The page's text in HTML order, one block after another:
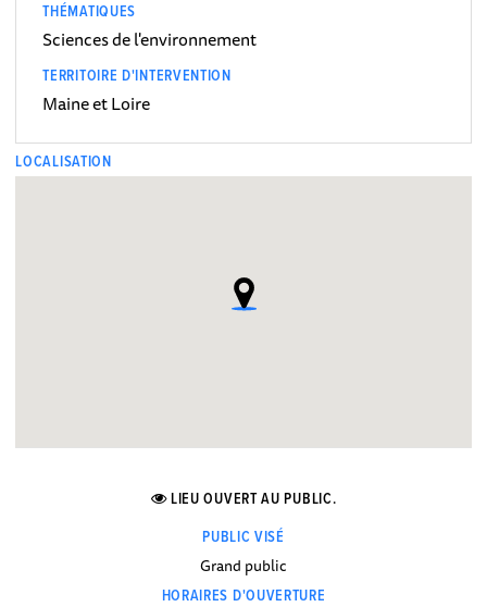
THÉMATIQUES
Sciences de l'environnement
TERRITOIRE D'INTERVENTION
Maine et Loire
LOCALISATION
LIEU OUVERT AU PUBLIC.
PUBLIC VISÉ
Grand public
HORAIRES D'OUVERTURE